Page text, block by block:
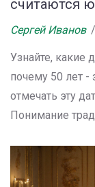
считаются
важно
Сергей Иванов
Узнайте, какие
почему 50 лет -
отмечать эту
Понимание